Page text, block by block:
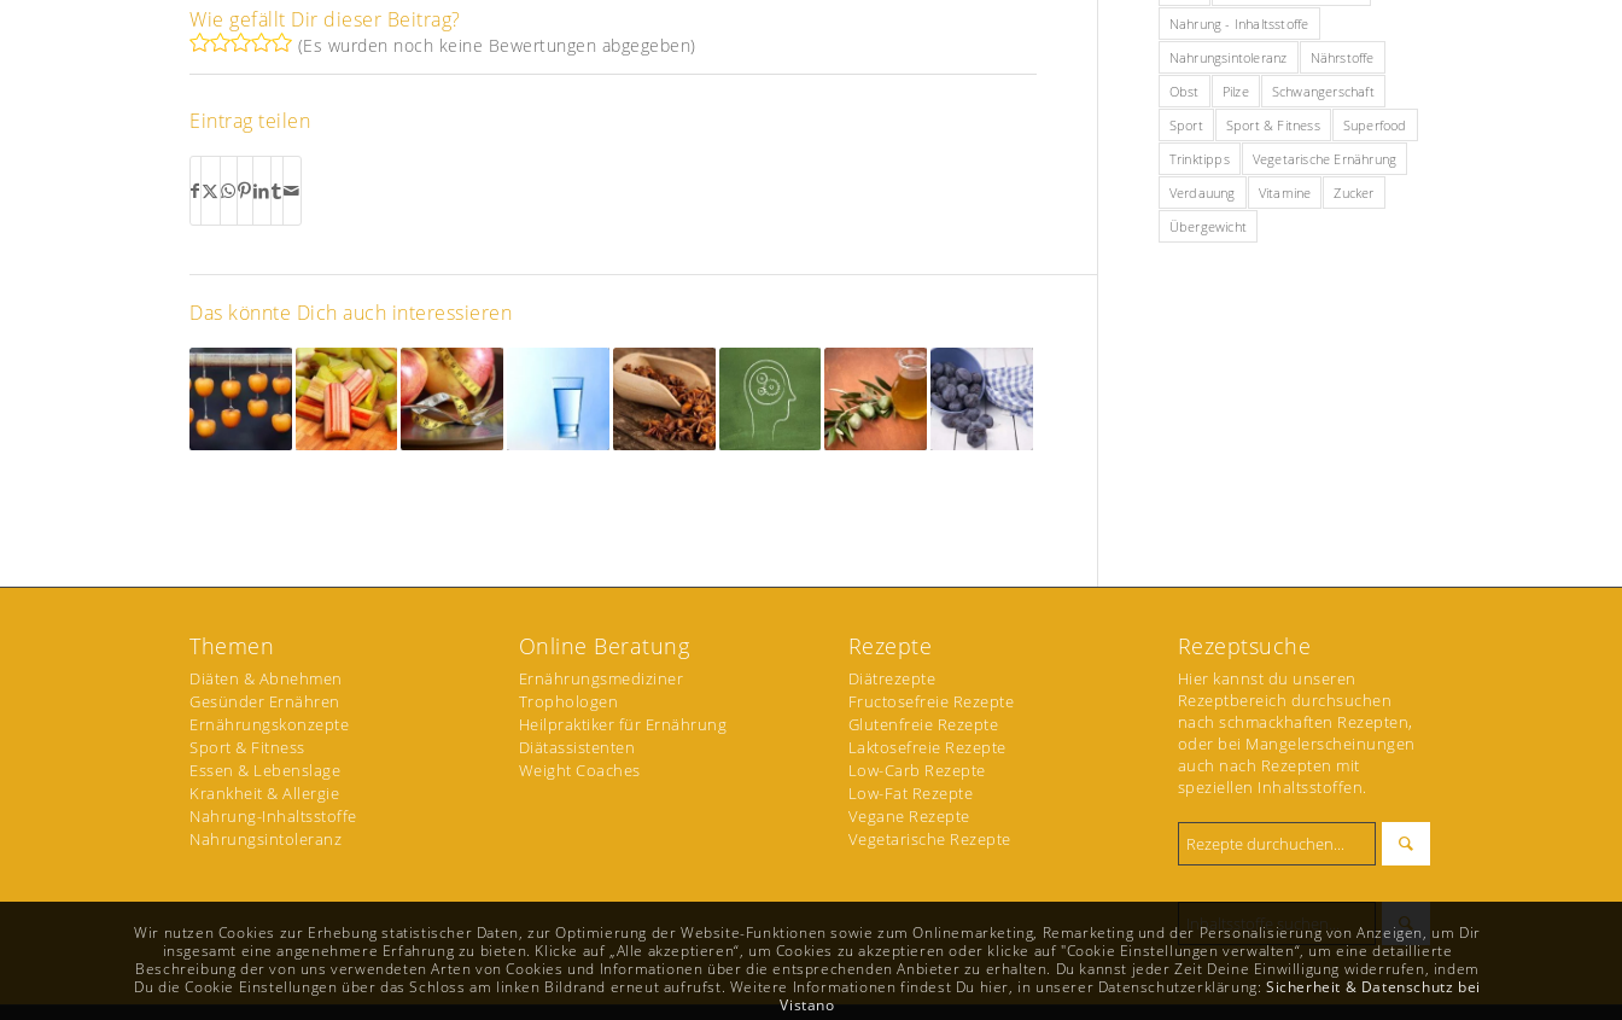
Wie gefällt Dir dieser Beitrag?
(Es wurden noch keine Bewertungen abgegeben)
Eintrag teilen
Das könnte Dich auch interessieren
Nahrung - Inhaltsstoffe
Nahrungsintoleranz
Nährstoffe
Obst
Pilze
Schwangerschaft
Sport
Sport & Fitness
Superfood
Trinktipps
Vegetarische Ernährung
Verdauung
Vitamine
Zucker
Übergewicht
Themen
Diäten & Abnehmen
Gesünder Ernähren
Ernährungskonzepte
Sport & Fitness
Essen & Lebenslage
Krankheit & Allergie
Nahrung-Inhaltsstoffe
Nahrungsintoleranz
Online Beratung
Ernährungsmediziner
Trophologen
Heilpraktiker für Ernährung
Diätassistenten
Weight Coaches
Rezepte
Diätrezepte
Fructosefreie Rezepte
Glutenfreie Rezepte
Laktosefreie Rezepte
Low-Carb Rezepte
Low-Fat Rezepte
Vegane Rezepte
Vegetarische Rezepte
Rezeptsuche
Hier kannst du unseren
Rezeptbereich durchsuchen
nach schmackhaften Rezepten,
oder bei Mangelerscheinungen
auch nach Rezepten mit
speziellen Inhaltsstoffen.
Wir nutzen Cookies zur Erhebung statistischer Daten, zur Optimierung der Website-Funktionen sowie zum Onlinemarketing, Remarketing und der Personalisierung von Anzeigen, um Dir
insgesamt eine angenehmere Erfahrung zu bieten. Klicke auf „Alle akzeptieren“, um Cookies zu akzeptieren oder klicke auf "Cookie Einstellungen verwalten“, um eine detaillierte
Beschreibung der von uns verwendeten Arten von Cookies und Informationen über die entsprechenden Anbieter zu erhalten. Du kannst jeder Zeit Deine Einwilligung widerrufen, indem
Du die Cookie Einstellungen über das Schloss am linken Bildrand erneut aufrufst. Weitere Informationen findest Du hier, in unserer Datenschutzerklärung: Sicherheit & Datenschutz bei
Vistano